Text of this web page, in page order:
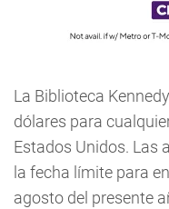
La Biblioteca
dólares para
Estados Unidos. Las
la fecha límite para
agosto del presente